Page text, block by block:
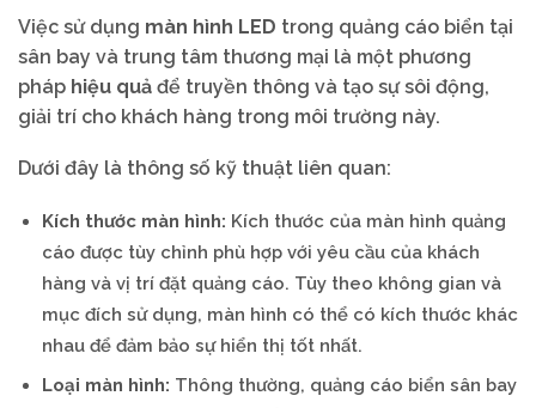
Việc sử dụng màn hình LED trong quảng cáo biển tại
sân bay và trung tâm thương mại là một phương
pháp hiệu quả để truyền thông và tạo sự sôi động,
giải trí cho khách hàng trong môi trường này.
Dưới đây là thông số kỹ thuật liên quan:
Kích thước màn hình: Kích thước của màn hình quảng
cáo được tùy chỉnh phù hợp với yêu cầu của khách
hàng và vị trí đặt quảng cáo. Tùy theo không gian và
mục đích sử dụng, màn hình có thể có kích thước khác
nhau để đảm bảo sự hiển thị tốt nhất.
Loại màn hình: Thông thường, quảng cáo biển sân bay